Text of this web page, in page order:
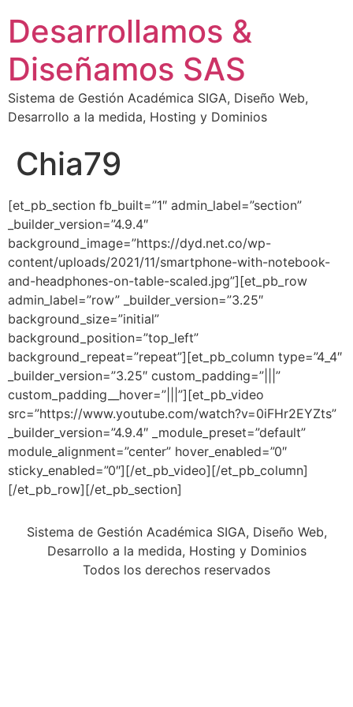
Desarrollamos &
Diseñamos SAS
Sistema de Gestión Académica SIGA, Diseño Web,
Desarrollo a la medida, Hosting y Dominios
Chia79
[et_pb_section fb_built=”1″ admin_label=”section”
_builder_version=”4.9.4″
background_image=”https://dyd.net.co/wp-
content/uploads/2021/11/smartphone-with-notebook-
and-headphones-on-table-scaled.jpg”][et_pb_row
admin_label=”row” _builder_version=”3.25″
background_size=”initial”
background_position=”top_left”
background_repeat=”repeat”][et_pb_column type=”4_4″
_builder_version=”3.25″ custom_padding=”|||”
custom_padding__hover=”|||”][et_pb_video
src=”https://www.youtube.com/watch?v=0iFHr2EYZts”
_builder_version=”4.9.4″ _module_preset=”default”
module_alignment=”center” hover_enabled=”0″
sticky_enabled=”0″][/et_pb_video][/et_pb_column]
[/et_pb_row][/et_pb_section]
Sistema de Gestión Académica SIGA, Diseño Web,
Desarrollo a la medida, Hosting y Dominios
Todos los derechos reservados